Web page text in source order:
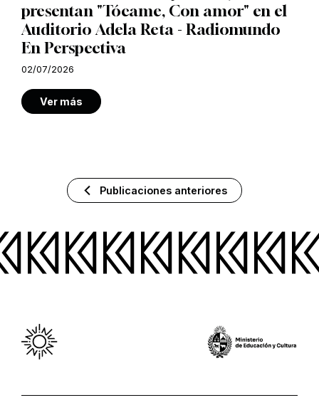
presentan "Tócame, Con amor" en el
Auditorio Adela Reta - Radiomundo
En Perspectiva
02/07/2026
Ver más
Publicaciones anteriores